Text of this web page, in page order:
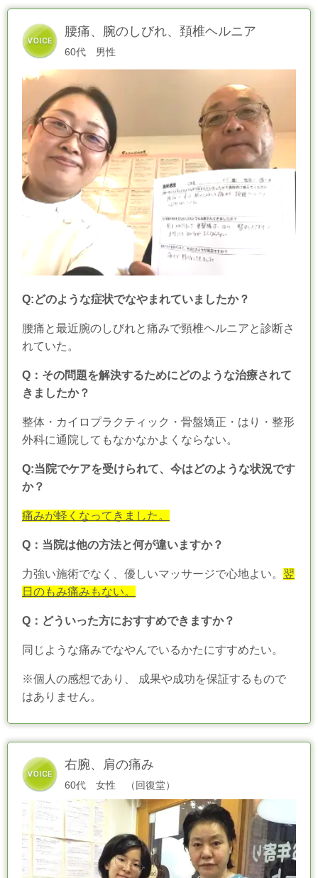
腰痛、腕のしびれ、頚椎ヘルニア
60代 男性
Q:どのような症状でなやまれていましたか？
腰痛と最近腕のしびれと痛みで頸椎ヘルニアと診断さ
れていた。
Q：その問題を解決するためにどのような治療されて
きましたか？
整体・カイロプラクティック・骨盤矯正・はり・整形
外科に通院してもなかなかよくならない。
Q:当院でケアを受けられて、今はどのような状況です
か？
痛みが軽くなってきました。
Q：当院は他の方法と何が違いますか？
力強い施術でなく、優しいマッサージで心地よい。 翌
日のもみ痛みもない。
Q：どういった方におすすめできますか？
同じような痛みでなやんでいるかたにすすめたい。
※個人の感想であり、 成果や成功を保証するもので
はありません。
右腕、肩の痛み
60代 女性 （回復堂）